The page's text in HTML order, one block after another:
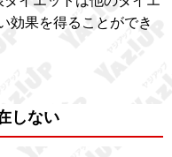
効果を得ることができ
しない